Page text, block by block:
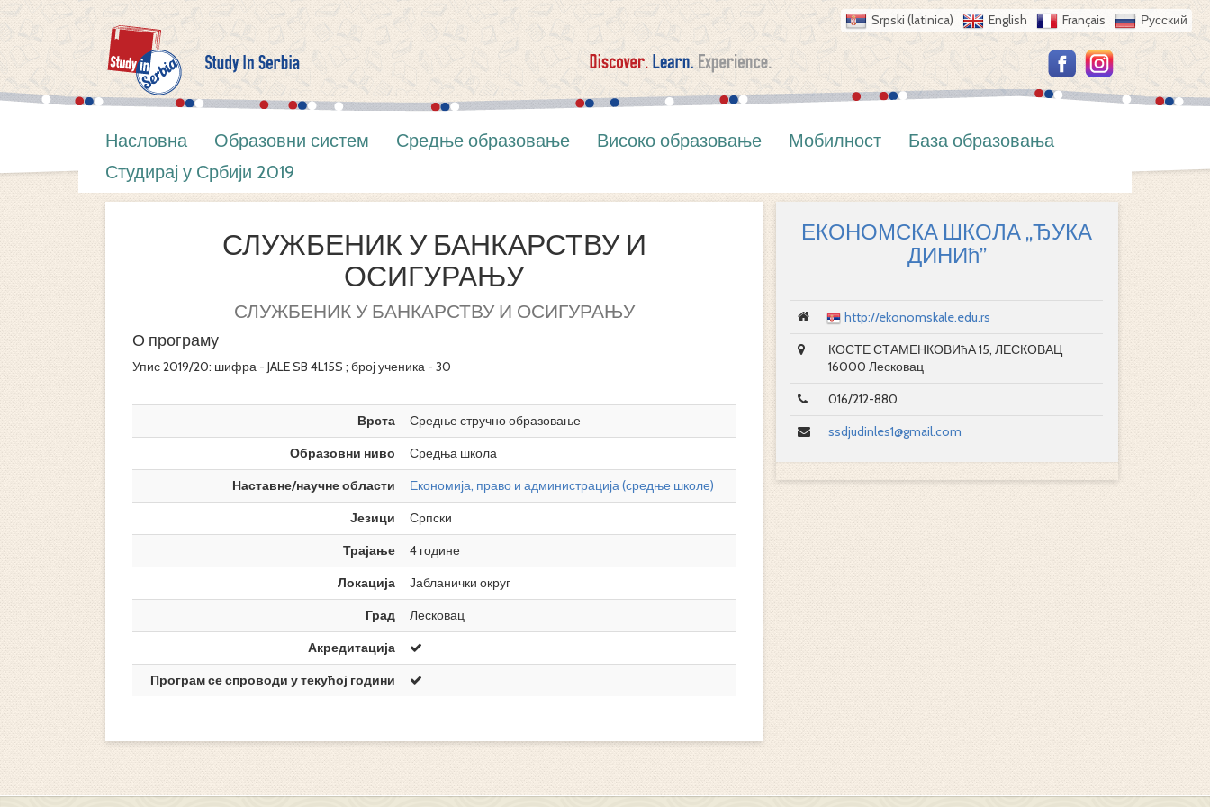
Srpski (latinica) English Français Русский
Насловна Образовни систем Средње образовање Високо образовање Мобилност
База образовања
Студирај у Србији 2019
СЛУЖБЕНИК У БАНКАРСТВУ И
ОСИГУРАЊУ
СЛУЖБЕНИК У БАНКАРСТВУ И ОСИГУРАЊУ
О програму
Упис 2019/20: шифра - JALE SB 4L15S ; број ученика - 30
Врста
Средње стручно образовање
Образовни ниво
Средња школа
Наставне/научне области
Економија, право и администрација (средње школе)
Језици
Српски
Трајање
4 године
Локација
Јабланички округ
Град
Лесковац
Акредитација
Програм се спроводи у текућој години
ЕКОНОМСКА ШКОЛА „ЂУКА
ДИНИћ”
http://ekonomskale.edu.rs
КОСТЕ СТАМЕНКОВИћА 15, ЛЕСКОВАЦ
16000 Лесковац
016/212-880
ssdjudinles1@gmail.com